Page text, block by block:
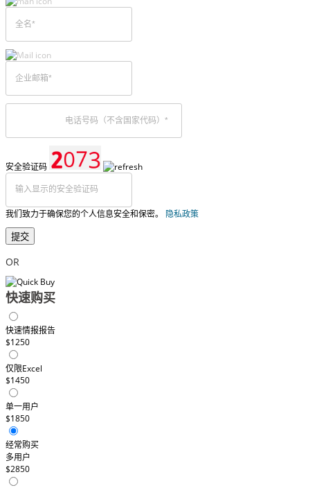
安全验证码
我们致力于确保您的个人信息安全和保密。 隐私政策
提交
OR
快速购买
快速情报报告
$1250
仅限Excel
$1450
单一用户
$1850
经常购买
多用户
$2850